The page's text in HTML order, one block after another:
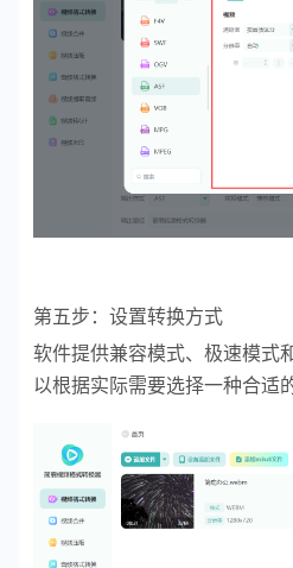
第五步：设置转换方式
软件提供兼容模式、极速模式
以根据实际需要选择一种合适